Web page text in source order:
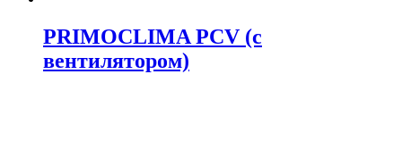
PRIMOCLIMA PCV (c
вентилятором)